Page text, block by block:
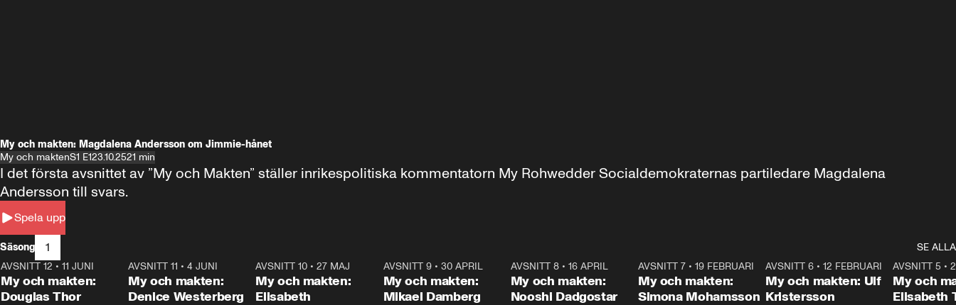
My och makten: Magdalena Andersson om Jimmie-hånet
My och maktenS1 E123.10.2521 min
Spela upp
I det första avsnittet av ”My och Makten” ställer inrikespolitiska kommentatorn My Rohwedder Socialdemokraternas partiledare Magdalena
Andersson till svars.
Säsong 1
SE ALLA
26:27
AVSNITT 12 • 11 JUNI
My och makten:
Douglas Thor
23:40
AVSNITT 11 •4 JUNI
My och makten:
Denice Westerberg
AVSNITT 10 •27 MAJ
My och makten:
Elisabeth
AVSNITT 9• 30 APRIL
My och makten:
Mikael Damberg
AVSNITT 8• 16 APRIL
My och makten:
Nooshi Dadgostar
24:30
AVSNITT 7• 19 FEBRUARI
My och makten:
Simona Mohamsson
27:30
AVSNITT 6 •12 FEBRUARI
My och makten: Ulf
Kristersson
AVSNITT 5 •
My och
Elisabeth